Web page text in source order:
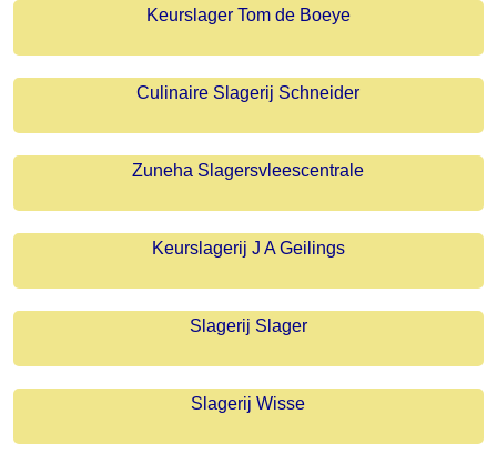
Keurslager Tom de Boeye
Culinaire Slagerij Schneider
Zuneha Slagersvleescentrale
Keurslagerij J A Geilings
Slagerij Slager
Slagerij Wisse